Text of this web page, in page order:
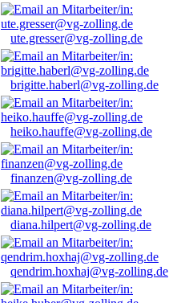
ute.gresser@vg-zolling.de
brigitte.haberl@vg-zolling.de
heiko.hauffe@vg-zolling.de
finanzen@vg-zolling.de
diana.hilpert@vg-zolling.de
qendrim.hoxhaj@vg-zolling.de